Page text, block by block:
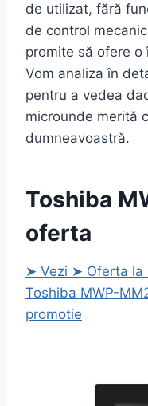
de utilizat, fără
de control
promite să ofere o
Vom analiza în
pentru a vedea
microunde merită
dumneavoastră.
Toshiba
oferta
➤ Vezi ➤ Oferta la
Toshiba MWP-
promotie